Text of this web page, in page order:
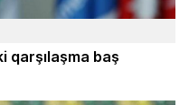
qarşılaşma baş